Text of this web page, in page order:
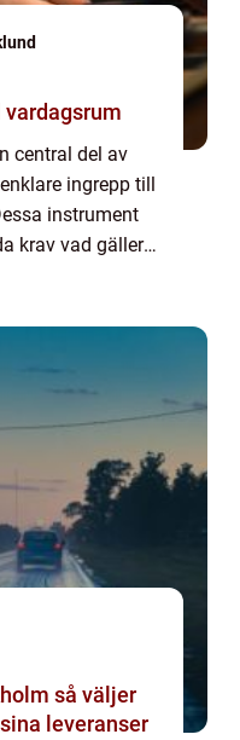
vardagsrum
central del av
ingrepp till
instrument
krav vad gäller
väljer
leveranser